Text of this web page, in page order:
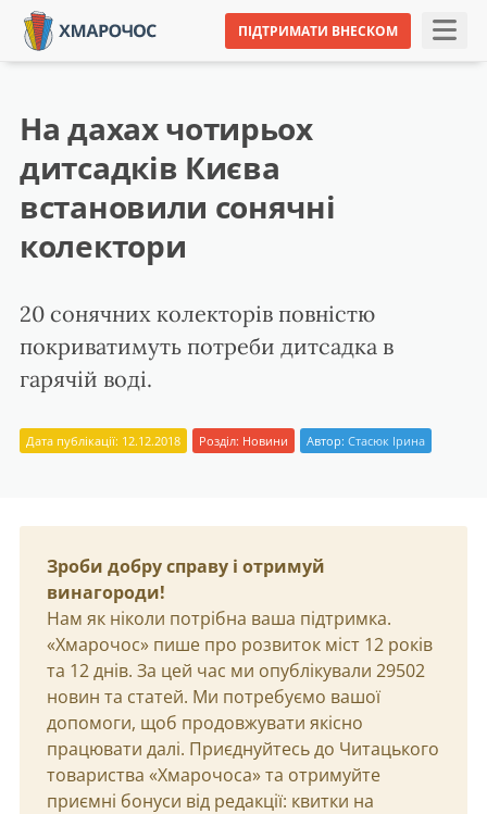
ПІДТРИМАТИ ВНЕСКОМ
На дахах чотирьох
дитсадків Києва
встановили сонячні
колектори
20 сонячних колекторів повністю
покриватимуть потреби дитсадка в
гарячій воді.
Дата публікації: 12.12.2018 Розділ: Новини Автор: Стасюк Ірина
Зроби добру справу і отримуй
винагороди!
Нам як ніколи потрібна ваша підтримка.
«Хмарочос» пише про розвиток міст 12 років
та 12 днів. За цей час ми опублікували 29502
новин та статей. Ми потребуємо вашої
допомоги, щоб продовжувати якісно
працювати далі. Приєднуйтесь до Читацького
товариства «Хмарочоса» та отримуйте
приємні бонуси від редакції: квитки на